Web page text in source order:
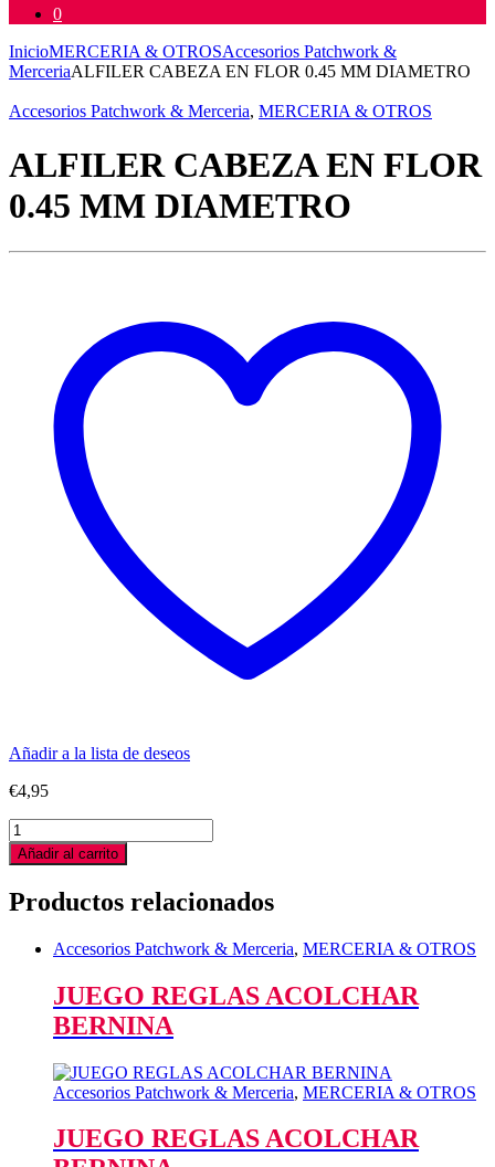
0
InicioMERCERIA & OTROSAccesorios Patchwork &
MerceriaALFILER CABEZA EN FLOR 0.45 MM DIAMETRO
Accesorios Patchwork & Merceria, MERCERIA & OTROS
ALFILER CABEZA EN FLOR
0.45 MM DIAMETRO
Añadir a la lista de deseos
€4,95
ALFILER
CABEZA
EN
0.45
DIAMETRO
Añadir al carrito
Productos relacionados
Accesorios Patchwork & Merceria, MERCERIA & OTROS
JUEGO REGLAS ACOLCHAR
BERNINA
Accesorios Patchwork & Merceria, MERCERIA & OTROS
JUEGO REGLAS ACOLCHAR